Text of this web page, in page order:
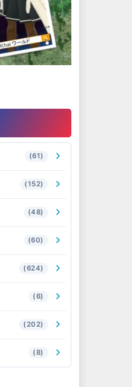
(61)
(152)
(48)
(60)
(624)
(6)
(202)
(8)